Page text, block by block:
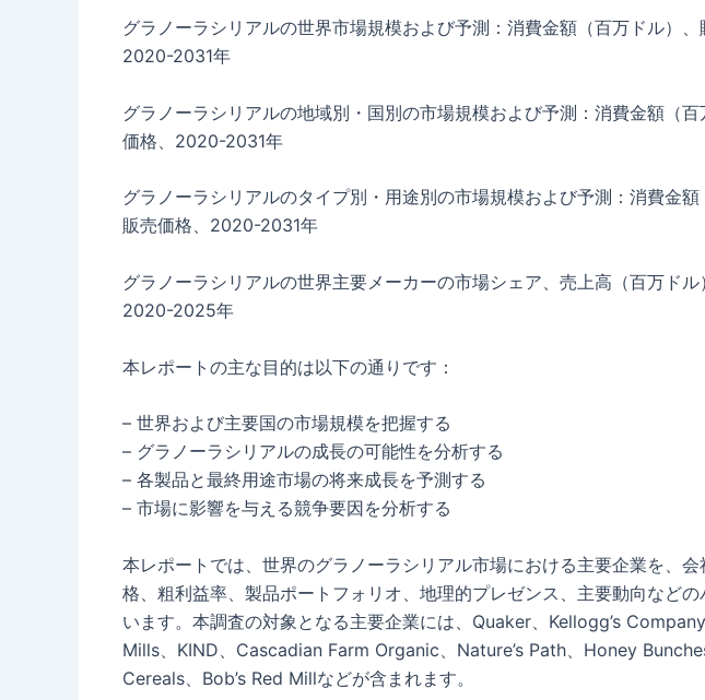
グラノーラシリアルの世界市場規模および予測：消費金額（百万ドル）、
2020-2031年
グラノーラシリアルの地域別・国別の市場規模および予測：消費金額（
価格、2020-2031年
グラノーラシリアルのタイプ別・用途別の市場規模および予測：消費金
販売価格、2020-2031年
グラノーラシリアルの世界主要メーカーの市場シェア、売上高（百万ドル
2020-2025年
本レポートの主な目的は以下の通りです：
– 世界および主要国の市場規模を把握する
– グラノーラシリアルの成長の可能性を分析する
– 各製品と最終用途市場の将来成長を予測する
– 市場に影響を与える競争要因を分析する
本レポートでは、世界のグラノーラシリアル市場における主要企業を、
格、粗利益率、製品ポートフォリオ、地理的プレゼンス、主要動向など
います。本調査の対象となる主要企業には、Quaker、Kellogg’s
Mills、KIND、Cascadian Farm Organic、Nature’s Path、Honey
Cereals、Bob’s Red Millなどが含まれます。